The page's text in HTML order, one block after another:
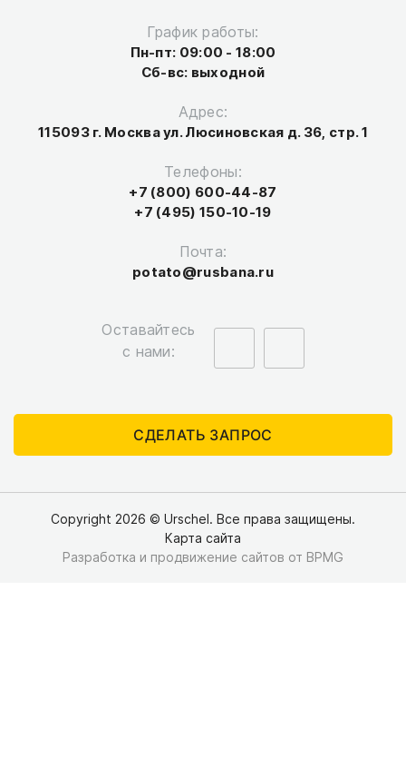
График работы:
Пн-пт: 09:00 - 18:00
Сб-вс: выходной
Адрес:
115093 г. Москва ул. Люсиновская д. 36, стр. 1
Телефоны:
+7 (800) 600-44-87
+7 (495) 150-10-19
Почта:
potato@rusbana.ru
Оставайтесь
с нами:
СДЕЛАТЬ ЗАПРОС
Copyright 2026 © Urschel. Все права защищены.
Карта сайта
Разработка и продвижение сайтов от BPMG